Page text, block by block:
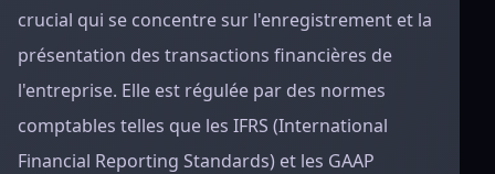
crucial qui se concentre sur l'enregistrement et la
présentation des transactions financières de
l'entreprise. Elle est régulée par des normes
comptables telles que les IFRS (International
Financial Reporting Standards) et les GAAP